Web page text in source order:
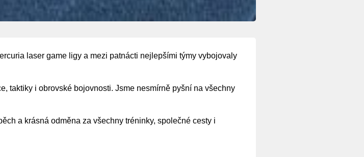
laser game ligy a mezi patnácti nejlepšími týmy vybojovaly
taktiky i obrovské bojovnosti. Jsme nesmírně pyšní na všechny
a krásná odměna za všechny tréninky, společné cesty i